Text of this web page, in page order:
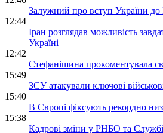
Залужний про вступ України
12:44
Іран розглядав можливість
Україні
12:42
Стефанішина прокоментувала
15:49
ЗСУ атакували ключові
15:40
В Європі фіксують рекордно
15:38
Кадрові зміни у РНБО та Службі